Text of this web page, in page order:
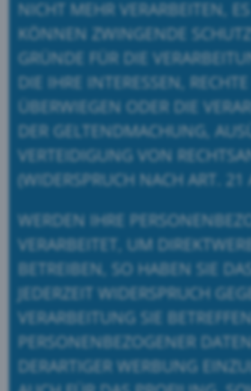
NICHT MEHR VERARBEITEN,
KÖNNEN ZWINGENDE
GRÜNDE FÜR DIE
DIE IHRE INTERESSEN,
ÜBERWIEGEN ODER DIE
DER GELTENDMACHUNG,
VERTEIDIGUNG VON
(WIDERSPRUCH NACH ART. 21
WERDEN IHRE
VERARBEITET, UM
BETREIBEN, SO HABEN SIE
JEDERZEIT WIDERSPRUCH
VERARBEITUNG SIE
PERSONENBEZOGENER
DERARTIGER WERBUNG